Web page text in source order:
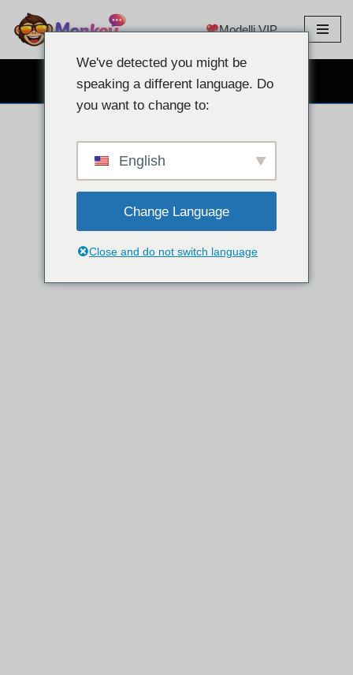
Vai
al
Modelli VIP
CHAT GRATUITA IN WEBCAM
We've detected you might be
speaking a different language. Do
you want to change to:
English
Change Language
Close and do not switch language